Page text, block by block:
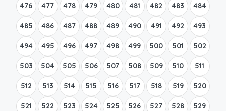
476 477 478 479 480 481 482 483 484
485 486 487 488 489 490 491 492 493
494 495 496 497 498 499 500 501 502
503 504 505 506 507 508 509 510 511
512 513 514 515 516 517 518 519 520
521 522 523 524 525 526 527 528 529